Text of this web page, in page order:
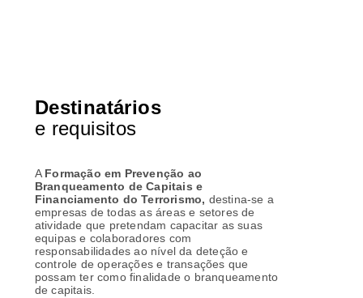
Destinatários
e requisitos
A Formação em Prevenção ao
Branqueamento de Capitais e
Financiamento do Terrorismo, destina-se a
empresas de todas as áreas e setores de
atividade que pretendam capacitar as suas
equipas e colaboradores com
responsabilidades ao nível da deteção e
controle de operações e transações que
possam ter como finalidade o branqueamento
de capitais.